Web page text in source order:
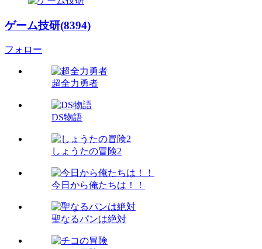
ゲーム技研(8394)
フォロー
超全力勇者
DS物語
しょうたの冒険2
今日から俺たちは！！
聖なるパンは絶対